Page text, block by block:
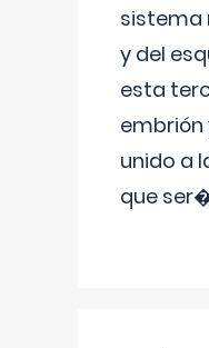
sistema
y del
esta
embrión
unido a
que